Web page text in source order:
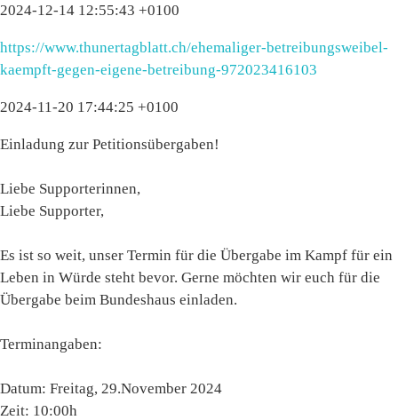
2024-12-14 12:55:43 +0100
https://www.thunertagblatt.ch/ehemaliger-betreibungsweibel-
kaempft-gegen-eigene-betreibung-972023416103
2024-11-20 17:44:25 +0100
Einladung zur Petitionsübergaben!
Liebe Supporterinnen,
Liebe Supporter,
Es ist so weit, unser Termin für die Übergabe im Kampf für ein
Leben in Würde steht bevor. Gerne möchten wir euch für die
Übergabe beim Bundeshaus einladen.
Terminangaben:
Datum: Freitag, 29.November 2024
Zeit: 10:00h